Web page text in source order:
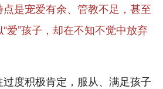
是宠爱有余、管教不足，甚至
爱”孩子，却在不知不觉中放弃
度积极肯定，服从、满足孩子